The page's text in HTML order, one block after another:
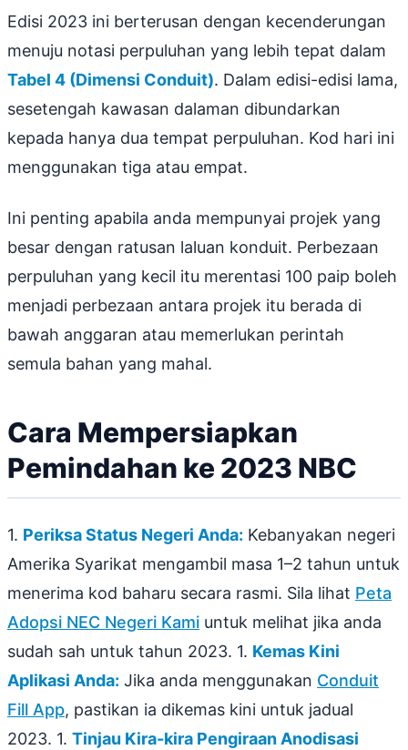
Edisi 2023 ini berterusan dengan kecenderungan
menuju notasi perpuluhan yang lebih tepat dalam
Tabel 4 (Dimensi Conduit). Dalam edisi-edisi lama,
sesetengah kawasan dalaman dibundarkan
kepada hanya dua tempat perpuluhan. Kod hari ini
menggunakan tiga atau empat.
Ini penting apabila anda mempunyai projek yang
besar dengan ratusan laluan konduit. Perbezaan
perpuluhan yang kecil itu merentasi 100 paip boleh
menjadi perbezaan antara projek itu berada di
bawah anggaran atau memerlukan perintah
semula bahan yang mahal.
Cara Mempersiapkan
Pemindahan ke 2023 NBC
1. Periksa Status Negeri Anda: Kebanyakan negeri
Amerika Syarikat mengambil masa 1–2 tahun untuk
menerima kod baharu secara rasmi. Sila lihat Peta
Adopsi NEC Negeri Kami untuk melihat jika anda
sudah sah untuk tahun 2023. 1. Kemas Kini
Aplikasi Anda: Jika anda menggunakan Conduit
Fill App, pastikan ia dikemas kini untuk jadual
2023. 1. Tinjau Kira-kira Pengiraan Anodisasi